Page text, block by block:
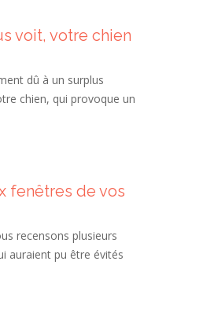
voit, votre chien
dû à un surplus
chien, qui provoque un
fenêtres de vos
recensons plusieurs
auraient pu être évités